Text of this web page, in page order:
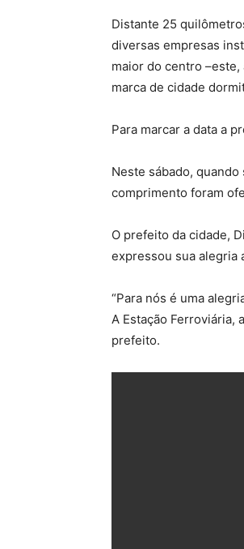
Distante 25
diversas empresas
maior do centro
marca de cidade
Para marcar a data a
Neste sábado,
comprimento foram
O prefeito da cidade,
expressou sua alegria
“Para nós é uma
A Estação Ferroviária,
prefeito.